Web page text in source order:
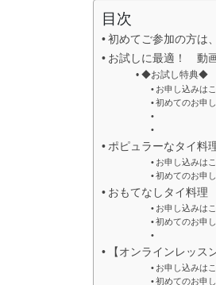
目次
初めてご参加の方は
お試しに最適！ 動
◆お試し特典◆
お申し込みは
初めてのお申
ポピュラーなタイ
お申し込みは
初めてのお申
おもてなしタイ料
お申し込みは
初めてのお申
【オンラインレッ
お申し込みは
初めてのお申